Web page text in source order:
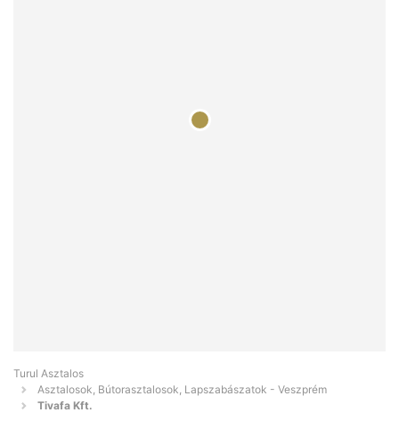
Turul Asztalos
Asztalosok, Bútorasztalosok, Lapszabászatok - Veszprém
Tivafa Kft.